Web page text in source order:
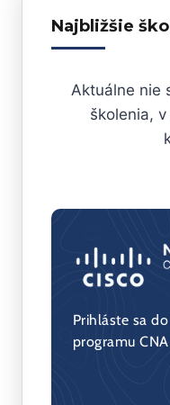
Najbližšie
Aktuálne nie
školenia,
Prihláste sa
programu